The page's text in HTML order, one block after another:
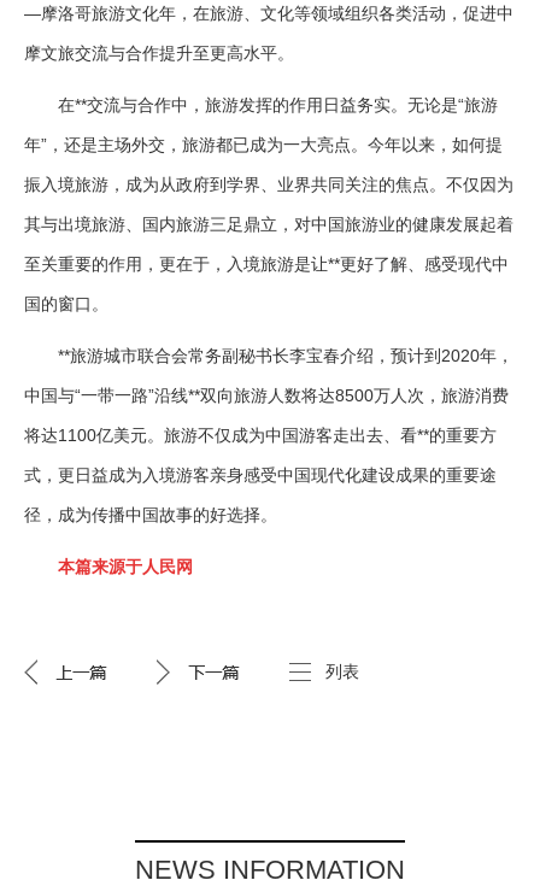
—摩洛哥旅游文化年，在旅游、文化等领域组织各类活动，促进中
摩文旅交流与合作提升至更高水平。
在**交流与合作中，旅游发挥的作用日益务实。无论是“旅游
年”，还是主场外交，旅游都已成为一大亮点。今年以来，如何提
振入境旅游，成为从政府到学界、业界共同关注的焦点。不仅因为
其与出境旅游、国内旅游三足鼎立，对中国旅游业的健康发展起着
至关重要的作用，更在于，入境旅游是让**更好了解、感受现代中
国的窗口。
**旅游城市联合会常务副秘书长李宝春介绍，预计到2020年，
中国与“一带一路”沿线**双向旅游人数将达8500万人次，旅游消费
将达1100亿美元。旅游不仅成为中国游客走出去、看**的重要方
式，更日益成为入境游客亲身感受中国现代化建设成果的重要途
径，成为传播中国故事的好选择。
本篇来源于人民网
列表
NEWS INFORMATION